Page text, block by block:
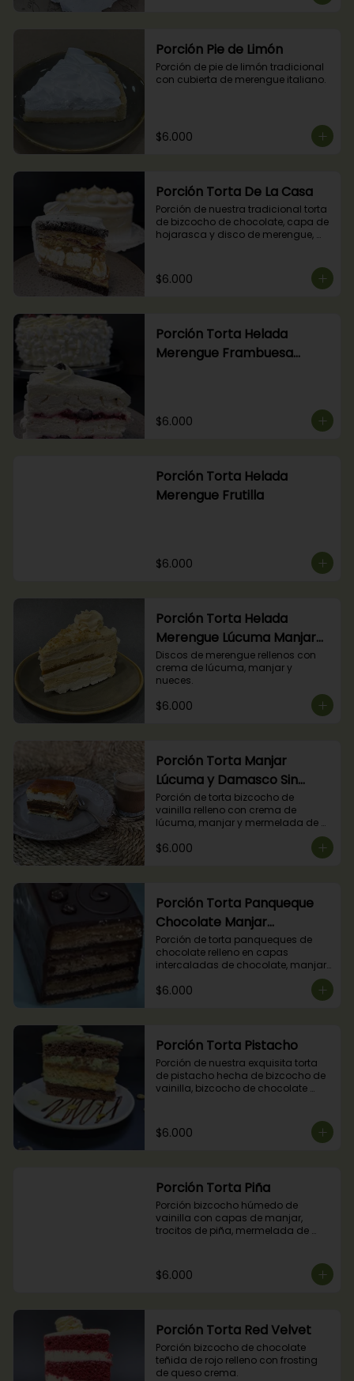
Porción Pie de Limón
Porción de pie de limón tradicional
con cubierta de merengue italiano.
$6.000
Porción Torta De La Casa
Porción de nuestra tradicional torta
de bizcocho de chocolate, capa de
hojarasca y disco de merengue,
$6.000
Porción Torta Helada
Merengue Frambuesa
$6.000
Porción Torta Helada
Merengue Frutilla
$6.000
Porción Torta Helada
Merengue Lúcuma Manjar
Nuez
Discos de merengue rellenos con
crema de lúcuma, manjar y
nueces.
$6.000
Porción Torta Manjar
Lúcuma y Damasco Sin
Azúcar
Porción de torta bizcocho de
vainilla relleno con crema de
lúcuma, manjar y mermelada de
diabéticos).
$6.000
Porción Torta Panqueque
Chocolate Manjar
Frambuesa
Porción de torta panqueques de
chocolate relleno en capas
intercaladas de chocolate, manjar
$6.000
Porción Torta Pistacho
Porción de nuestra exquisita torta
de pistacho hecha de bizcocho de
vainilla, bizcocho de chocolate
crema de pistachos.
$6.000
Porción Torta Piña
Porción bizcocho húmedo de
vainilla con capas de manjar,
trocitos de piña, mermelada de
$6.000
Porción Torta Red Velvet
Porción bizcocho de chocolate
teñida de rojo relleno con frosting
de queso crema.